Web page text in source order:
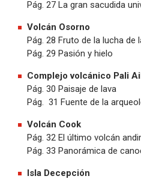
Pág. 27 La gran sacudida
Volcán Osorno
Pág. 28 Fruto de la lucha de
Pág. 29 Pasión y hielo
Complejo volcánico Pali
Pág. 30 Paisaje de lava
Pág. 31 Fuente de la
Volcán Cook
Pág. 32 El último volcán
Pág. 33 Panorámica de
Isla Decepción